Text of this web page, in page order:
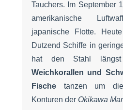
Tauchers. Im September
amerikanische
japanische Flotte.
Dutzend Schiffe in
hat den Stahl längst
Weichkorallen und
Fischetanzen um die
Konturen der Okikawa